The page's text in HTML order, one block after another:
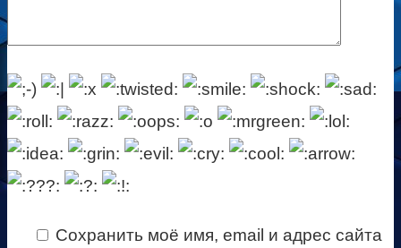
Сохранить моё имя, email и адрес сайта